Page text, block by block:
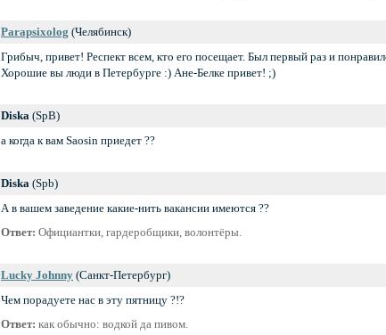
Parapsixolog (Челябинск)
Грибыч, привет! Респект всем, кто его посещает. Был первый раз и
Хорошие вы люди в Петербурге :) Ане-Белке привет! ;)
Diska (SpB)
а когда к вам Saosin приедет ??
Diska (Spb)
А в вашем заведение какие-нить вакансии имеются ??
Ответ: Официантки, гардеробщики, волонтёры.
Lucky Johnny (Санкт-Петербург)
Чем порадуете нас в эту пятницу ?!?
Ответ: как обычно: водкой да пивом.